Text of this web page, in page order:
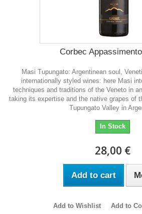
Corbec
Masi Tupungato: Argentinean soul,
internationally styled wines: here Masi
techniques and traditions of the Veneto in
taking its expertise and the native grapes of
Tupungato Valley in
In Stock
28,00 €
Add to cart
Add to Wishlist Add to